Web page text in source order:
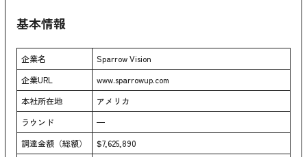
基本情報
企業名
Sparrow Vision
企業URL
www.sparrowup.com
本社所在地
アメリカ
ラウンド
—
調達金額（総額）
$7,625,890